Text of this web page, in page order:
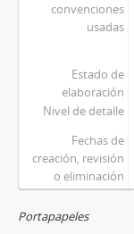
convenciones
usadas
Estado de
elaboración
Nivel de detalle
Fechas de
creación, revisión
o eliminación
Portapapeles